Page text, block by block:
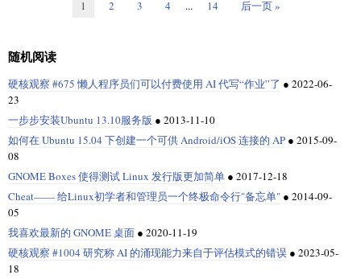
你也可以设置付给中介费，你可以为每个买卖交易设置中介费、印花税以
及结算费。如果你比较懒，你也可以在选项菜单里面启用自动费用计算，
并提前为每一家经济事务所设置费用方案。当你为你的投资组合增加交易
之后，JStock 将自动的计算并计入费用。
SMTP server address?
当你提交了以上信息以后, 它会让你提交确认, 如果一切都很正常，点击回车
Ubuntu Budgie Remix 16.04.1 发布，在这一版本中，采用了最新的Solus'
Budgie桌面环境，还可以对全部磁盘进行加密，也可以对Home文件夹进行
息，这一版本引入了对快照打包的支持。
核树中携带的补丁是功能正常的。如果没有社区审查，Fedora 最终携带的
via:
本文由
步骤 4：内置命令
“ cd test_dir2 无法修改我们的当前目录” 这句话是对的，但在某种意义
上也是错的。在执行完该命令之后，我们仍然处在同一目录，从这个意义
上讲，它是对的。然而，目录实际上已经被修改，只不过它是在子进程中
还记得我们分叉（fork）了一个子进程，然后执行命令，执行命令的过程没
有发生在父进程上。结果是我们只是改变了子进程的当前目录，而不是父
进程的目录。
然后子进程退出，而父进程在原封不动的目录下继续运行。
1 2 3 4 ... 14 后一页 »
随机阅读
硬核观察 #675 懒人程序员们可以付费使用 AI 代写“作业”了 ● 2022-06-
23
一步步安装Ubuntu 13.10服务版 ● 2013-11-10
如何在 Ubuntu 15.04 下创建一个可供 Android/iOS 连接的 AP ● 2015-09-
08
GNOME Boxes 使得测试 Linux 发行版更加简单 ● 2017-12-18
Cheat—— 给Linux初学者和管理员一个终极命令行"备忘单" ● 2014-09-
05
我喜欢最新的 GNOME 桌面 ● 2020-11-19
硬核观察 #1004 研究称 AI 的涌现能力来自于评估模式的错误 ● 2023-05-
18